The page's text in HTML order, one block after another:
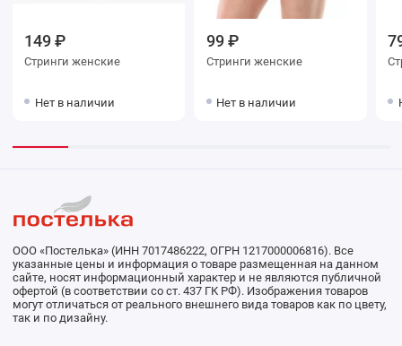
149 ₽
Стринги женские
Нет в наличии
99 ₽
Стринги женские
Нет в наличии
ООО «Постелька» (ИНН 7017486222, ОГРН 1217000006816). Все
указанные цены и информация о товаре размещенная на данном
сайте, носят информационный характер и не являются публичной
офертой (в соответствии со ст. 437 ГК РФ). Изображения товаров
могут отличаться от реального внешнего вида товаров как по цвету,
так и по дизайну.